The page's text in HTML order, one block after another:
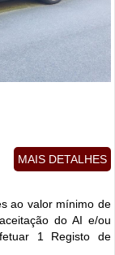
MAIS DETALHES
ao valor mínimo de
do AI e/ou
1 Registo de